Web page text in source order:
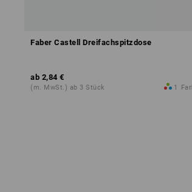
Faber Castell Dreifachspitzdose
ab 2,84 €
(m. MwSt.) ab 3 Stück 1